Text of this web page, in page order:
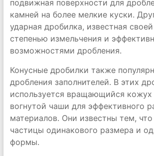
подвижная поверхности для
камней на более мелкие куски.
ударная дробилка, известная
степенью измельчения и
возможностями дробления.
Конусные дробилки также
дробления заполнителей. В этих
используется вращающийся кожух
вогнутой чаши для эффективного
материалов. Они известны тем,
частицы одинакового размера и
формы.